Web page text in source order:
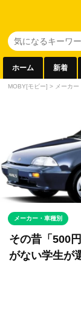
ホーム 新着
MOBY[モビー] > メーカー
メーカー・車種別
その昔「500
がない学生が